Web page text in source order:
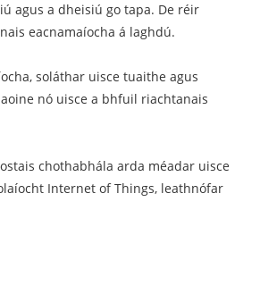
agus a dheisiú go tapa. De réir
eacnamaíocha á laghdú.
soláthar uisce tuaithe agus
nó uisce a bhfuil riachtanais
chothabhála arda méadar uisce
Internet of Things, leathnófar